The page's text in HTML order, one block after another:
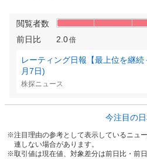
閲覧者数
前日比
2.0倍
レーティング日報【最上位を継
月7日)
株探ニュース
今注目の
注目理由の参考として表示しているニュ
連しない場合があります。
取引値は現在値、対象差分は前日比・前